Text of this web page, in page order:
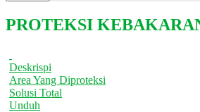
PROTEKSI
Deskrispi
Area Yang Diproteksi
Solusi Total
Unduh